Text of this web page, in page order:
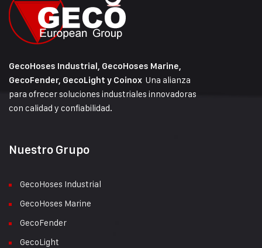
GecoHoses Industrial, GecoHoses Marine,
GecoFender, GecoLight y Coinox Una alianza
para ofrecer soluciones industriales innovadoras
con calidad y confiabilidad.
Nuestro Grupo
GecoHoses Industrial
GecoHoses Marine
GecoFender
GecoLight